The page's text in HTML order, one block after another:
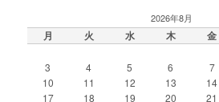
2026年8月
月 火 水 木 金
3
4 5 6 7
10
11 12 13 14
17
18 19 20 21